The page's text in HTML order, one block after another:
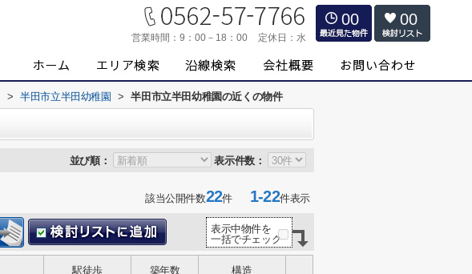
営業時間： 9：00－18：00 定休日： 水
00 00
> 半田市立半田幼稚園 > 半田市立半田幼稚園の近くの物件
並び順： 表示件数：
該当公開件数22件1-22件表示
表示中物件を
一括でチェック
駅徒歩
築年数
構造